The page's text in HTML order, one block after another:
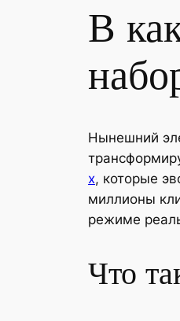
В
Нынешний
x, которые
миллионы
режиме
Что